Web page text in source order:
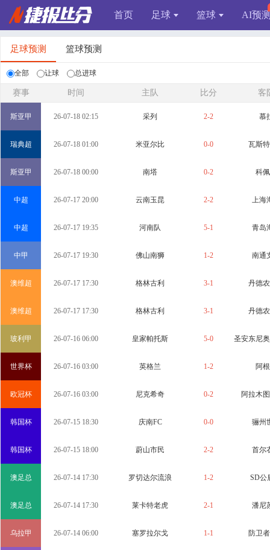
首页 足球 篮球 AI预
足球预测 篮球预测
全部 让球 总进球
赛事 时间 主队 比分 客
斯亚甲 26-07-18 02:15 采列 2-2 慕
瑞典超 26-07-18 01:00 米亚尔比 0-0 瓦斯
斯亚甲 26-07-18 00:00 南塔 0-2 科
中超 26-07-17 20:00 云南玉昆 2-2 上海
中超 26-07-17 19:35 河南队 5-1 青岛
中甲 26-07-17 19:30 佛山南狮 1-2 南通
澳维超 26-07-17 17:30 格林古利 3-1 丹德
澳维超 26-07-17 17:30 格林古利 3-1 丹德
玻利甲 26-07-16 06:00 皇家帕托斯 5-0 圣安东尼
世界杯 26-07-16 03:00 英格兰 1-2 阿
欧冠杯 26-07-16 03:00 尼克希奇 0-2 阿拉木
韩国杯 26-07-15 18:30 庆南FC 0-0 骊州
韩国杯 26-07-15 18:00 蔚山市民 2-2 首尔
澳足总 26-07-14 17:30 罗切达尔流浪 1-2 SD公
澳足总 26-07-14 17:30 莱卡特老虎 2-1 潘尼
乌拉甲 26-07-14 06:00 塞罗拉尔戈 1-1 防卫